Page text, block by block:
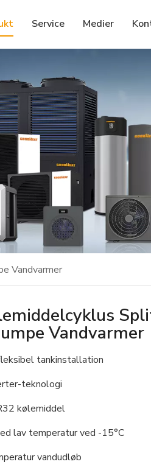
Service Medier
Vandvarmer
Vandvarmer
tankinstallation
teknologi
kølemiddel
lav temperatur ved -15°C
vandudløb